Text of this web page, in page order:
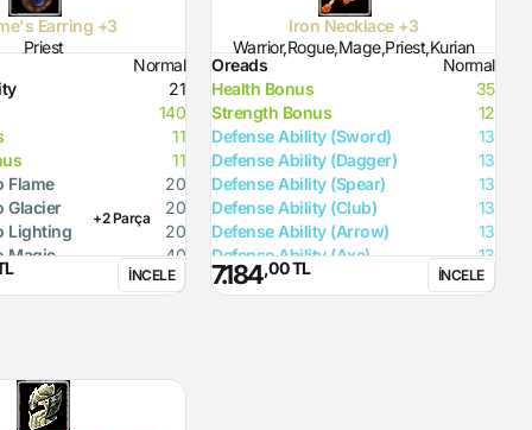
Earring +3
Priest
Normal
21
140
11
11
Flame
20
Glacier
20
Lighting
20
Magic
40
+2 Parça
İNCELE
Iron Necklace +3
Warrior,Rogue,Mage,Priest,Kurian
Oreads
Normal
Health Bonus
35
Strength Bonus
12
Defense Ability (Sword)
13
Defense Ability (Dagger)
13
Defense Ability (Spear)
13
Defense Ability (Club)
13
Defense Ability (Arrow)
13
Defense Ability (Axe)
13
7.184,00 TL İNCELE